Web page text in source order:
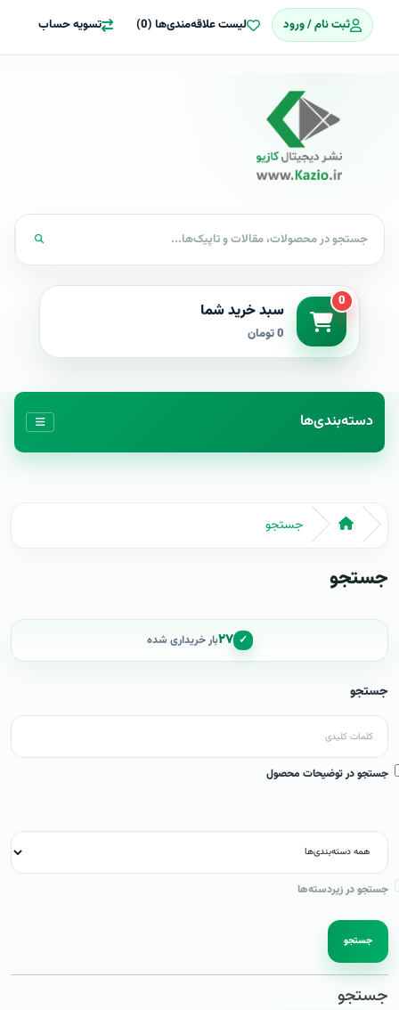
ثبت نام / ورود لیست علاقه‌مندی‌ها (0) تسویه حساب
0 سبد خرید شما
0 تومان
دسته‌بندی‌ها
جستجو
جستجو
✓ ۲۷بار خریداری شده
جستجو
جستجو در توضیحات محصول
جستجو در زیردسته‌ها
جستجو
جستجو